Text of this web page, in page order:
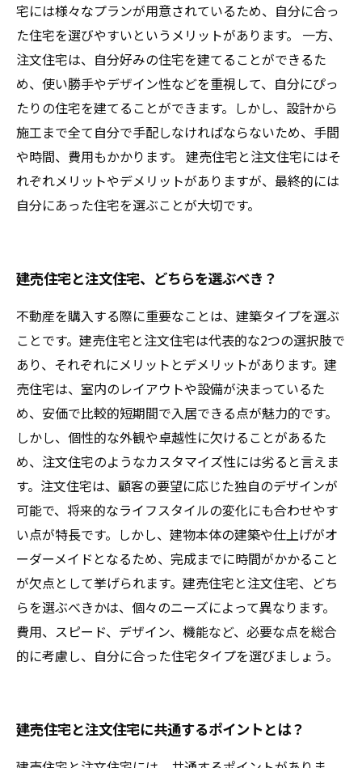
宅には様々なプランが用意されているため、自分に合っ
た住宅を選びやすいというメリットがあります。 一方、
注文住宅は、自分好みの住宅を建てることができるた
め、使い勝手やデザイン性などを重視して、自分にぴっ
たりの住宅を建てることができます。しかし、設計から
施工まで全て自分で手配しなければならないため、手間
や時間、費用もかかります。 建売住宅と注文住宅にはそ
れぞれメリットやデメリットがありますが、最終的には
自分にあった住宅を選ぶことが大切です。
建売住宅と注文住宅、どちらを選ぶべき？
不動産を購入する際に重要なことは、建築タイプを選ぶ
ことです。建売住宅と注文住宅は代表的な2つの選択肢で
あり、それぞれにメリットとデメリットがあります。建
売住宅は、室内のレイアウトや設備が決まっているた
め、安価で比較的短期間で入居できる点が魅力的です。
しかし、個性的な外観や卓越性に欠けることがあるた
め、注文住宅のようなカスタマイズ性には劣ると言えま
す。注文住宅は、顧客の要望に応じた独自のデザインが
可能で、将来的なライフスタイルの変化にも合わせやす
い点が特長です。しかし、建物本体の建築や仕上げがオ
ーダーメイドとなるため、完成までに時間がかかること
が欠点として挙げられます。建売住宅と注文住宅、どち
らを選ぶべきかは、個々のニーズによって異なります。
費用、スピード、デザイン、機能など、必要な点を総合
的に考慮し、自分に合った住宅タイプを選びましょう。
建売住宅と注文住宅に共通するポイントとは？